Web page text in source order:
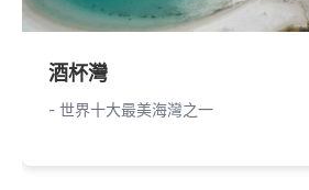
酒杯灣
- 世界十大最美海灣之一